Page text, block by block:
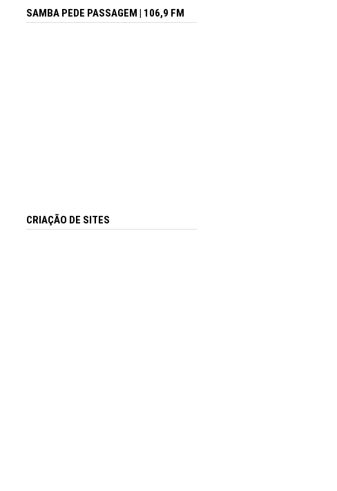
SAMBA PEDE PASSAGEM | 106,9 FM
CRIAÇÃO DE SITES